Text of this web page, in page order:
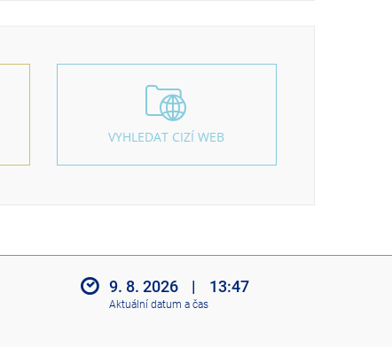
VYHLEDAT CIZÍ WEB
9. 8. 2026 | 13:47
Aktuální datum a čas